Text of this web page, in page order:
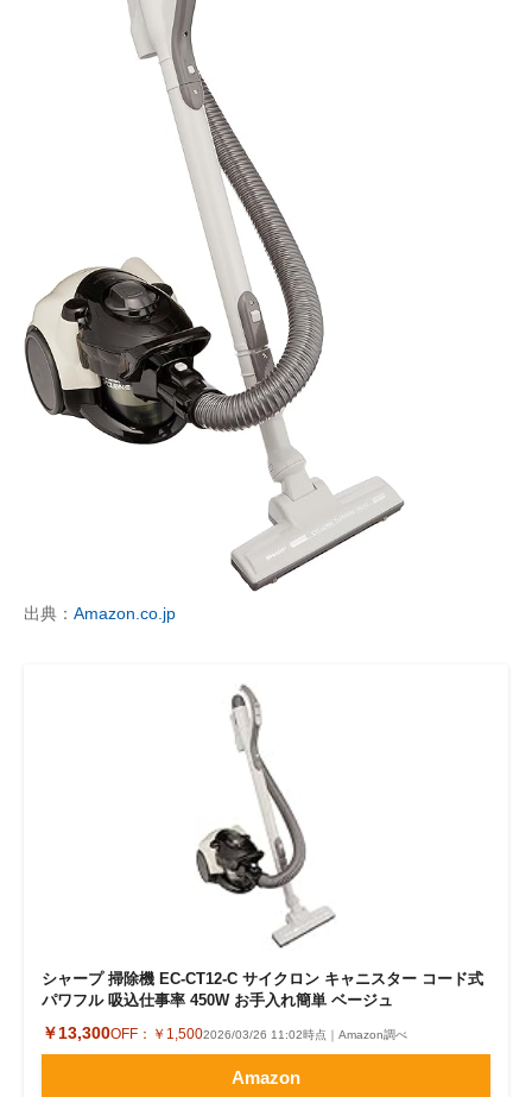
出典： Amazon.co.jp
シャープ 掃除機 EC-CT12-C サイクロン キャニスター コード式
パワフル 吸込仕事率 450W お手入れ簡単 ベージュ
￥13,300OFF： ￥1,5002026/03/26 11:02時点｜Amazon調べ
Amazon